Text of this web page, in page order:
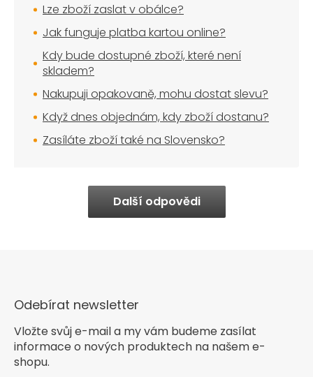
Lze zboží zaslat v obálce?
Jak funguje platba kartou online?
Kdy bude dostupné zboží, které není
skladem?
Nakupuji opakovaně, mohu dostat slevu?
Když dnes objednám, kdy zboží dostanu?
Zasíláte zboží také na Slovensko?
Další odpovědi
Odebírat newsletter
Vložte svůj e-mail a my vám budeme zasílat
informace o nových produktech na našem e-
shopu.